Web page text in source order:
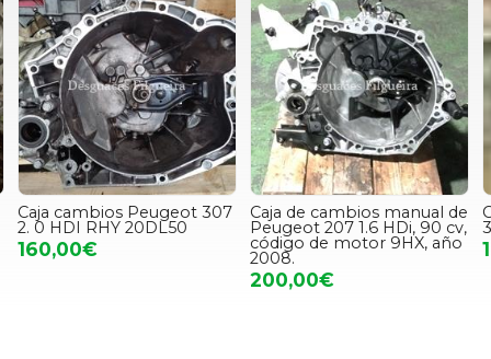
Caja cambios Peugeot 307
2. 0 HDI RHY 20DL50
160,00€
Caja de cambios manual de
Peugeot 207 1.6 HDi, 90 cv,
código de motor 9HX, año
2008.
200,00€